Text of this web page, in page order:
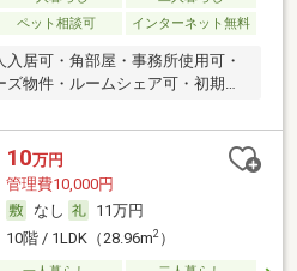
ペット相談可 インターネット無料
居可・角部屋・事務所使用可・
物件・ルームシェア可・初期費
10万円
管理費10,000円
なし
11万円
10階 / 1LDK（28.96m2）